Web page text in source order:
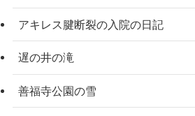
アキレス腱断裂の入院の日記
遅の井の滝
善福寺公園の雪